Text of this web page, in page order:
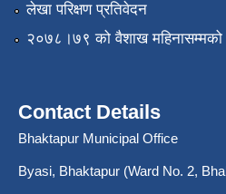
लेखा परिक्षण प्रतिवेदन
२०७८।७९ को वैशाख महिनासम्मको
Contact Details
Bhaktapur Municipal Office
Byasi, Bhaktapur (Ward No. 2,